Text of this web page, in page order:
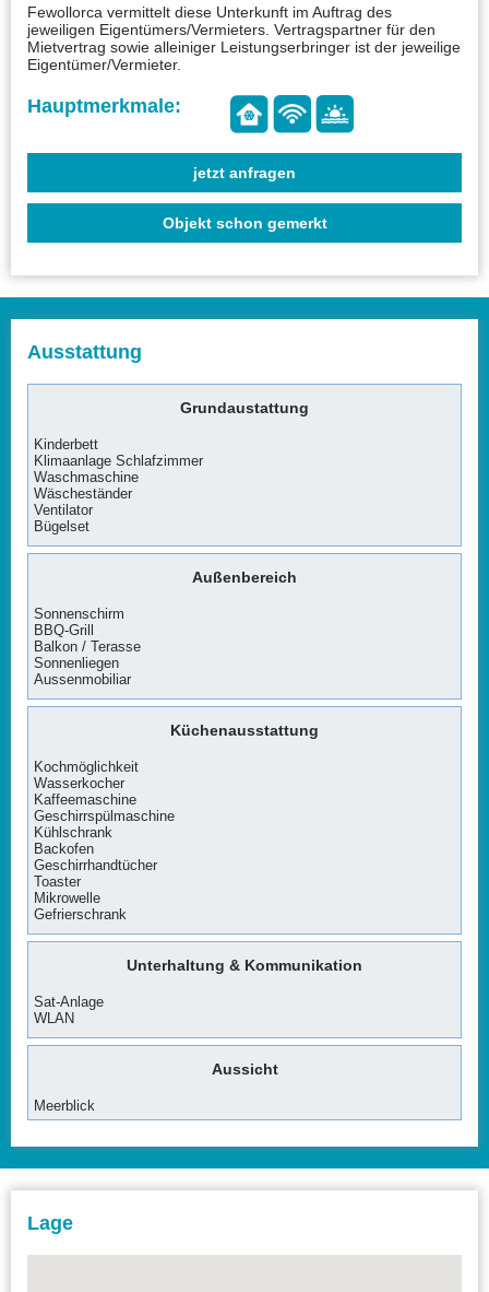
Fewollorca vermittelt diese Unterkunft im Auftrag des
jeweiligen Eigentümers/Vermieters. Vertragspartner für den
Mietvertrag sowie alleiniger Leistungserbringer ist der jeweilige
Eigentümer/Vermieter.
jetzt anfragen
Objekt schon gemerkt
Ausstattung
Grundaustattung
Kinderbett
Klimaanlage Schlafzimmer
Waschmaschine
Wäscheständer
Ventilator
Bügelset
Außenbereich
Sonnenschirm
BBQ-Grill
Balkon / Terasse
Sonnenliegen
Aussenmobiliar
Küchenausstattung
Kochmöglichkeit
Wasserkocher
Kaffeemaschine
Geschirrspülmaschine
Kühlschrank
Backofen
Geschirrhandtücher
Toaster
Mikrowelle
Gefrierschrank
Unterhaltung & Kommunikation
Sat-Anlage
WLAN
Aussicht
Meerblick
Lage